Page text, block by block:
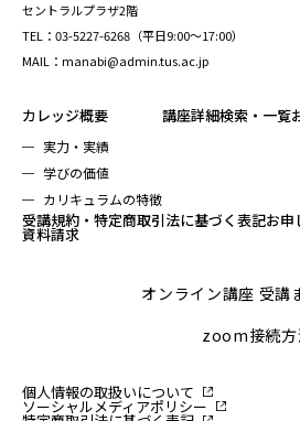
セントラルプラザ2階
TEL：03-5227-6268（平日9:00～17:00）
MAIL：manabi@admin.tus.ac.jp
カレッジ概要
実力・実績
学びの価値
カリキュラムの特徴
講座詳細検索・一覧
受講規約・特定商取引法に基づく表記お申
資料請求
オンライン講座 受講
zoom接続方
個人情報の取扱いについて
ソーシャルメディアポリシー